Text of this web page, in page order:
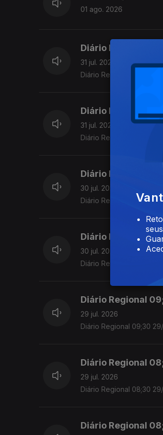
01 ago. 2026
Diário Regional
31 jul. 2026
Diário Regional
31 jul. 2026
Diário Regional
30 jul. 2026
Diário Regional 09:30
Diário Regional
30 jul. 2026
Diário Regional 08;30
Diário Regional
29 jul. 2026
Diário Regional 09;30
Diário Regional
29 jul. 2026
Diário Regional 08;30
Diário Regional